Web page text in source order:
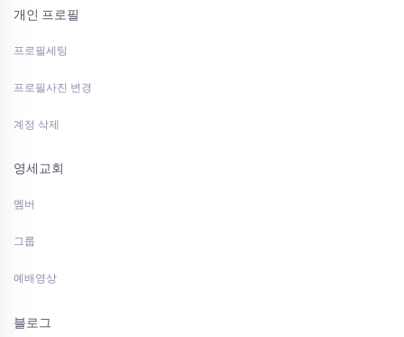
개인 프로필
프로필세팅
프로필사진 변경
계정 삭제
영세교회
멤버
그룹
예배영상
블로그